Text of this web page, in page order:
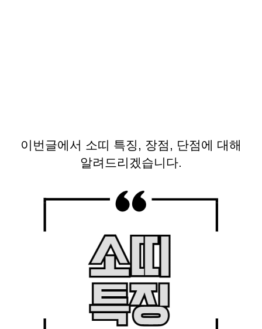
이번글에서 소띠 특징, 장점, 단점에 대해
알려드리겠습니다.